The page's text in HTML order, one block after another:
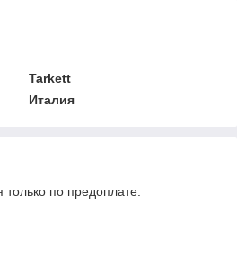
Tarkett
Италия
только по предоплате.